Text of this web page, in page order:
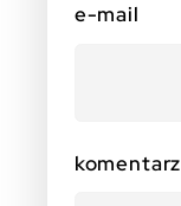
komentarz
e-mail